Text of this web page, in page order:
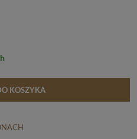
KOSZYKA